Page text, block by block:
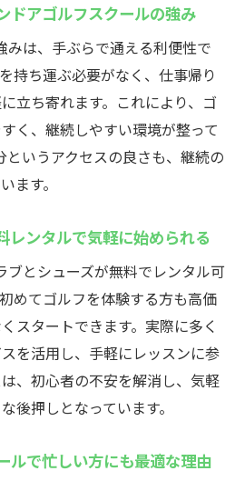
してゴルフ練習を続けられる
分のペースに合わせたスキル
可能なインドアゴルフスク
のコストパフォーマンスに納
すすめの亀有スクール
フスクールは初心者に最適な
で初めてのゴルフデビューを
ドアゴルフスクールの強み
みは、手ぶらで通える利便性で
持ち運ぶ必要がなく、仕事帰り
立ち寄れます。これにより、ゴ
く、継続しやすい環境が整って
というアクセスの良さも、継続の
ます。
レンタルで気軽に始められる
ブとシューズが無料でレンタル可
めてゴルフを体験する方も高価
スタートできます。実際に多く
を活用し、手軽にレッスンに参
、初心者の不安を解消し、気軽
後押しとなっています。
ルで忙しい方にも最適な理由